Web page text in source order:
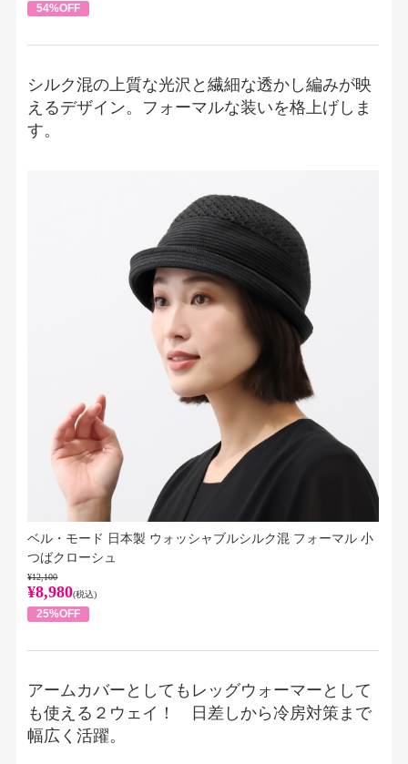
54%OFF
シルク混の上質な光沢と繊細な透かし編みが映
えるデザイン。フォーマルな装いを格上げしま
す。
ベル・モード 日本製 ウォッシャブルシルク混 フォーマル 小
つばクローシュ
¥12,100
¥8,980(税込)
25%OFF
アームカバーとしてもレッグウォーマーとして
も使える２ウェイ！ 日差しから冷房対策まで
幅広く活躍。